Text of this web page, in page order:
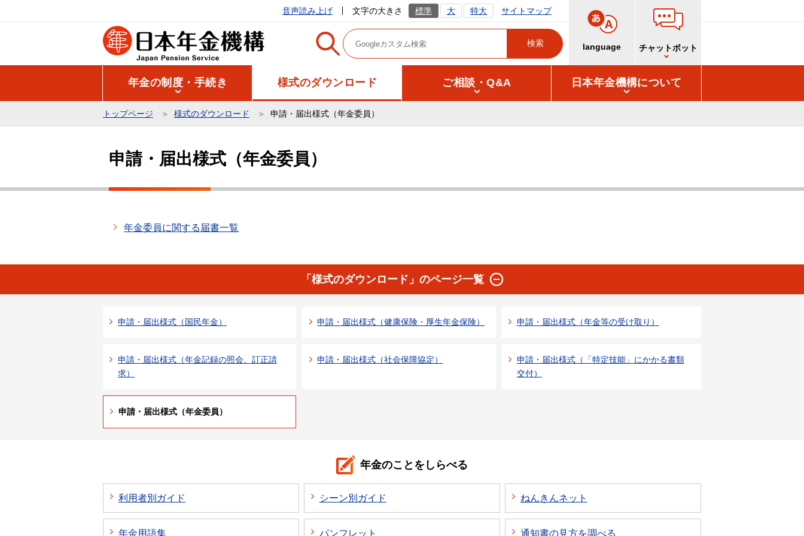
の
音声読み上げ 文字の大きさ 標準 大 特大 サイトマップ
language チャットボット
年金の制度・手続き 様式のダウンロード ご相談・Q&A 日本年金機構について
トップページ 様式のダウンロード 申請・届出様式（年金委員）
申請・届出様式（年金委員）
年金委員に関する届書一覧
「様式のダウンロード」のページ一覧
申請・届出様式（国民年金） 申請・届出様式（健康保険・厚生年金保険） 申請・届出様式（年金等の受け取り）
申請・届出様式（年金記録の照会、訂正請
求）
申請・届出様式（社会保障協定）
申請・届出様式（「特定技能」にかかる書類
交付）
申請・届出様式（年金委員）
年金のことをしらべる
利用者別ガイド シーン別ガイド ねんきんネット
年金用語集 パンフレット 通知書の見方を調べる